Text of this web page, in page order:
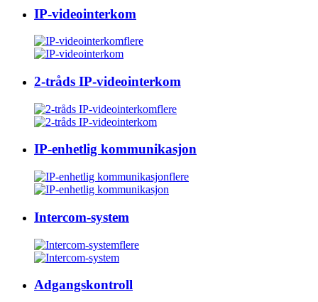
IP-videointerkom
flere
2-tråds IP-videointerkom
flere
IP-enhetlig kommunikasjon
flere
Intercom-system
flere
Adgangskontroll